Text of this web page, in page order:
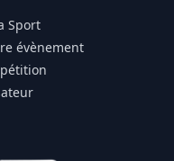
Sport
évènement